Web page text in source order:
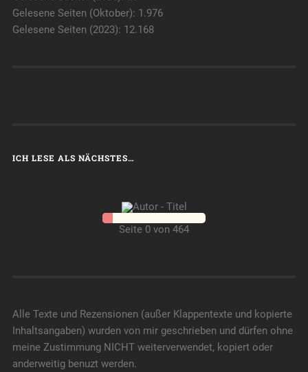
Gelesene Seiten (Oktober): 1.976
Gelesene Seiten (2023): 12.168
ICH LESE ALS NÄCHSTES…
Seite 0 von 464
Alle Texte und Rezensionen (außer Klappentexte und kopierte
Inhaltsangaben) wurden von mir geschrieben und dürfen ohne
meine Zustimmung NICHT weiterverwendet, kopiert oder
anderweitig benuzt werden.